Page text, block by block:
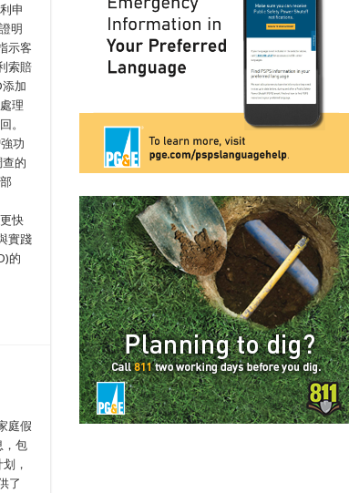
申
明
示客
索賠
加
理
。
功
的
快
實踐
的
庭假
，包
，
了